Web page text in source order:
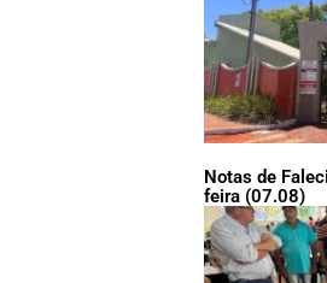
Notas de
feira (07.08)